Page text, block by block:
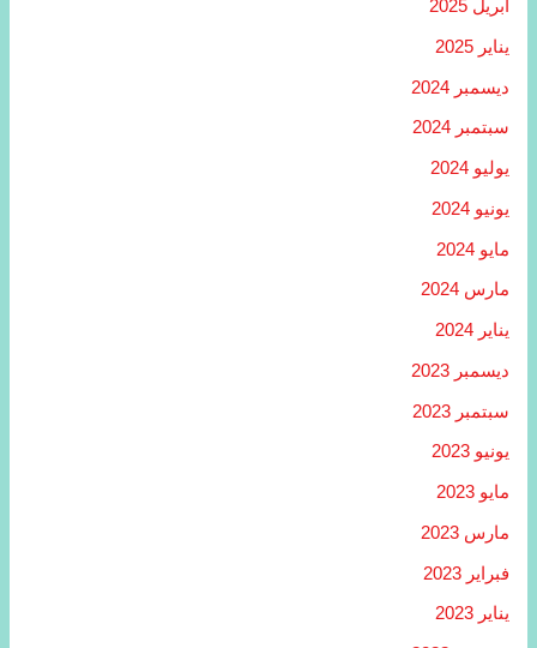
أبريل 2025
يناير 2025
ديسمبر 2024
سبتمبر 2024
يوليو 2024
يونيو 2024
مايو 2024
مارس 2024
يناير 2024
ديسمبر 2023
سبتمبر 2023
يونيو 2023
مايو 2023
مارس 2023
فبراير 2023
يناير 2023